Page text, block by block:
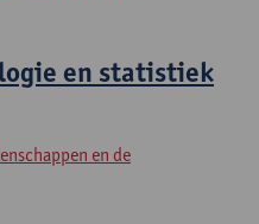
en statistiek
en de